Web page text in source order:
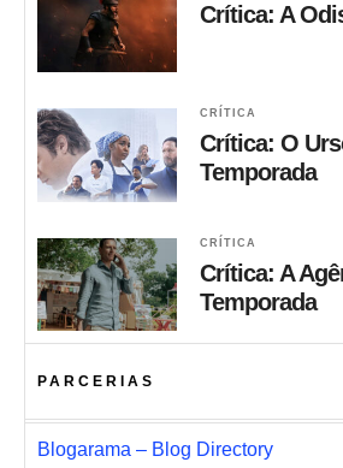
Crítica: A
CRÍTICA
Crítica: O
Temporada
CRÍTICA
Crítica: A
Temporada
PARCERIAS
Blogarama – Blog Directory